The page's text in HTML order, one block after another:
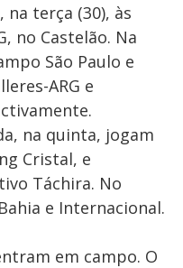
terça (30), às
no Castelão. Na
São Paulo e
ARG e
na quinta, jogam
Cristal, e
Táchira. No
e Internacional.
em campo. O